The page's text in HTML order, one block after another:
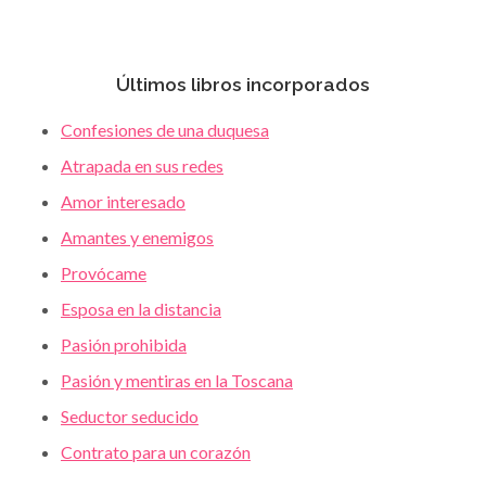
Últimos libros incorporados
Confesiones de una duquesa
Atrapada en sus redes
Amor interesado
Amantes y enemigos
Provócame
Esposa en la distancia
Pasión prohibida
Pasión y mentiras en la Toscana
Seductor seducido
Contrato para un corazón